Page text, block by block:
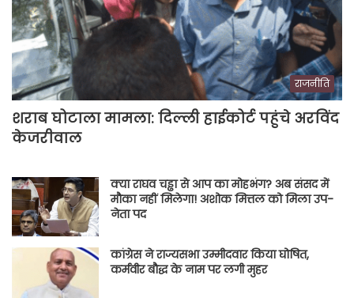
राजनीति
शराब घोटाला मामला: दिल्ली हाईकोर्ट पहुंचे अरविंद
केजरीवाल
क्या राघव चड्ढा से आप का मोहभंग? अब संसद में
मौका नहीं मिलेगा! अशोक मित्तल को मिला उप-
नेता पद
कांग्रेस ने राज्यसभा उम्मीदवार किया घोषित,
कर्मवीर बौद्ध के नाम पर लगी मुहर